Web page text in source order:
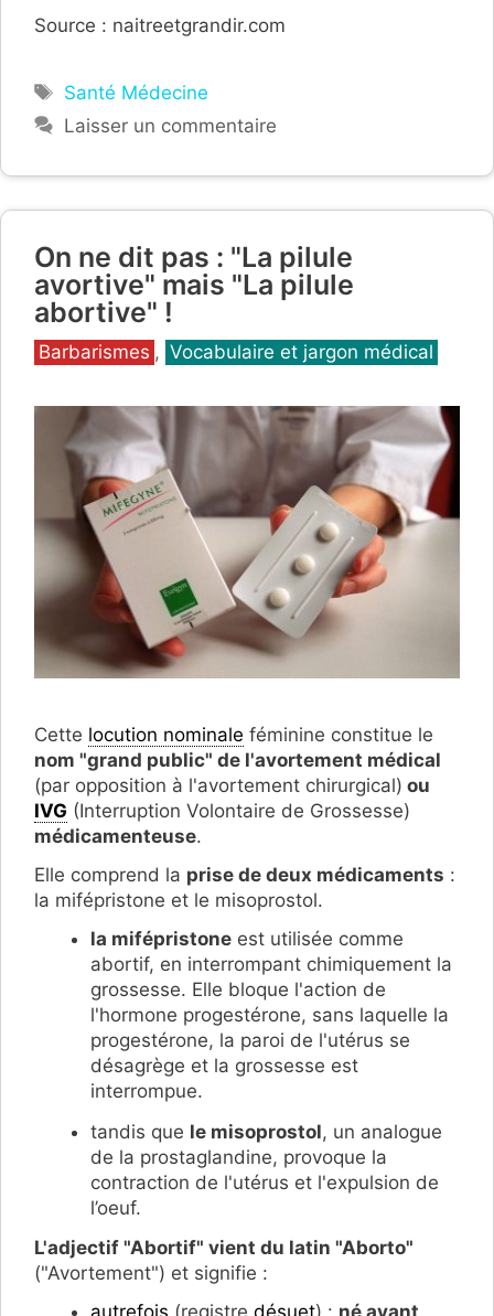
Source : naitreetgrandir.com
Étiquettes
Santé Médecine
Laisser un commentaire
On ne dit pas : "La pilule
avortive" mais "La pilule
abortive" !
Catégories
Barbarismes , Vocabulaire et jargon médical
Cette locution nominale féminine constitue le
nom "grand public" de l'avortement médical
(par opposition à l'avortement chirurgical) ou
IVG (Interruption Volontaire de Grossesse)
médicamenteuse.
Elle comprend la prise de deux médicaments :
la mifépristone et le misoprostol.
la mifépristone est utilisée comme
abortif, en interrompant chimiquement la
grossesse. Elle bloque l'action de
l'hormone progestérone, sans laquelle la
progestérone, la paroi de l'utérus se
désagrège et la grossesse est
interrompue.
tandis que le misoprostol, un analogue
de la prostaglandine, provoque la
contraction de l'utérus et l'expulsion de
l’oeuf.
L'adjectif "Abortif" vient du latin "Aborto"
("Avortement") et signifie :